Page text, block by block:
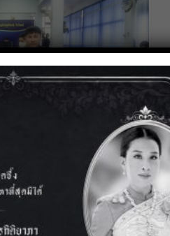
ารแลกเปลี่ยนเรียนรู้วิธีปฏิบัติที่ดี